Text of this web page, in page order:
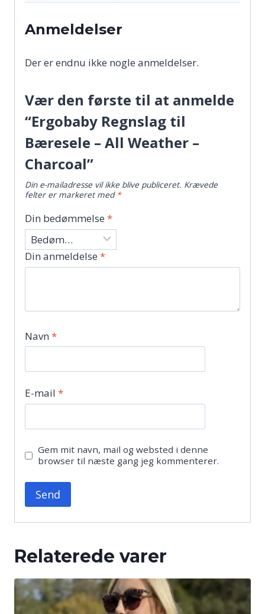
Anmeldelser
Der er endnu ikke nogle anmeldelser.
Vær den første til at anmelde
“Ergobaby Regnslag til
Bæresele – All Weather –
Charcoal”
Din e-mailadresse vil ikke blive publiceret. Krævede
felter er markeret med *
Din bedømmelse *
Din anmeldelse *
Navn *
E-mail *
Gem mit navn, mail og websted i denne
browser til næste gang jeg kommenterer.
Relaterede varer